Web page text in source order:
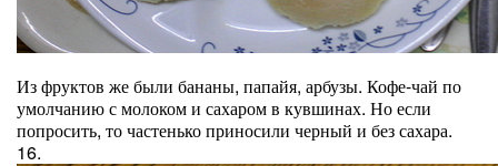
Из фруктов же были бананы, папайя, арбузы. Кофе-чай по
умолчанию с молоком и сахаром в кувшинах. Но если
попросить, то частенько приносили черный и без сахара.
16.